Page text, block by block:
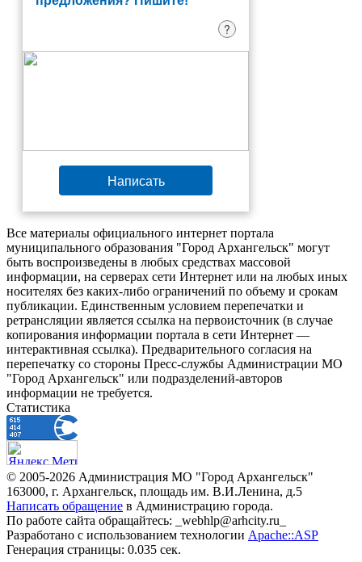
?
Написать
Все материалы официального интернет портала
муниципального образования "Город Архангельск" могут
быть воспроизведены в любых средствах массовой
информации, на серверах сети Интернет или на любых иных
носителях без каких-либо ограничений по объему и срокам
публикации. Единственным условием перепечатки и
ретрансляции является ссылка на первоисточник (в случае
копирования информации портала в сети Интернет —
интерактивная ссылка). Предварительного согласия на
перепечатку со стороны Пресс-службы Администрации МО
"Город Архангельск" или подразделений-авторов
информации не требуется.
Статистика
© 2005-2026 Администрация МО "Город Архангельск"
163000, г. Архангельск, площадь им. В.И.Ленина, д.5
Написать обращение в Администрацию города.
По работе сайта обращайтесь: _webhlp@arhcity.ru_
Разработано с использованием технологии Apache::ASP
Генерация страницы: 0.035 сек.